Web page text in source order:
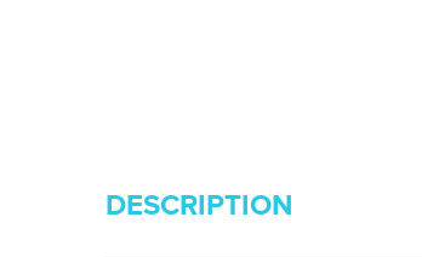
DESCRIPTION